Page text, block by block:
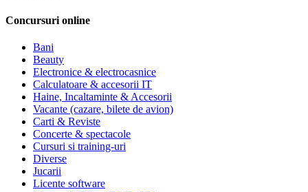
Concursuri online
Bani
Beauty
Electronice & electrocasnice
Calculatoare & accesorii IT
Haine, Incaltaminte & Accesorii
Vacante (cazare, bilete de avion)
Carti & Reviste
Concerte & spectacole
Cursuri si training-uri
Diverse
Jucarii
Licente software